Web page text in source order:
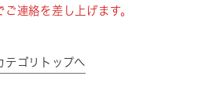
連絡を差し上げます。
ゴリトップへ